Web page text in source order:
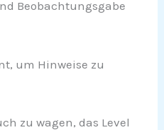
Beobachtungsgabe
um Hinweise zu
zu wagen, das Level